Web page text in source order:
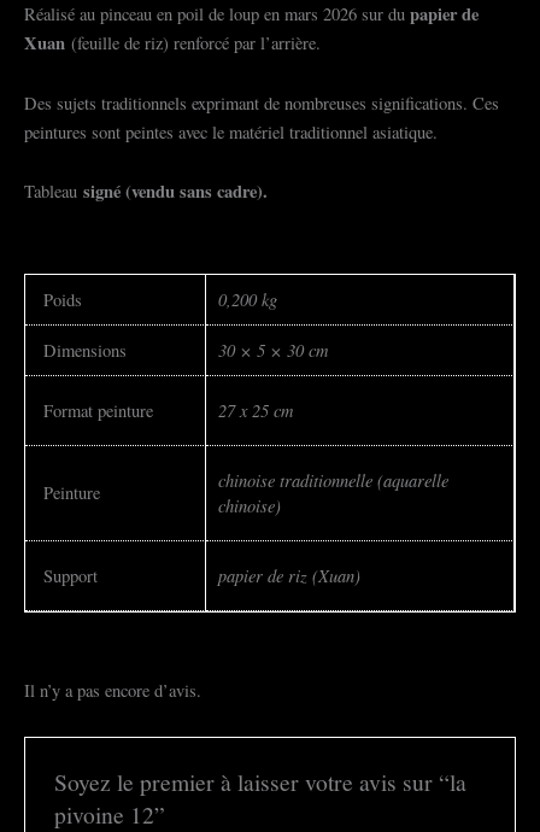
Réalisé au pinceau en poil de loup en mars 2026 sur du papier de
Xuan (feuille de riz) renforcé par l’arrière.
Des sujets traditionnels exprimant de nombreuses significations. Ces
peintures sont peintes avec le matériel traditionnel asiatique.
Tableau signé (vendu sans cadre).
Poids 0,200 kg
Dimensions 30 × 5 × 30 cm
Format peinture 27 x 25 cm
Peinture
chinoise traditionnelle (aquarelle
chinoise)
Support papier de riz (Xuan)
Il n’y a pas encore d’avis.
Soyez le premier à laisser votre avis sur “la
pivoine 12”